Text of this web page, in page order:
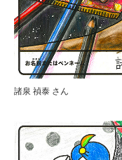
諸泉 禎泰 さん